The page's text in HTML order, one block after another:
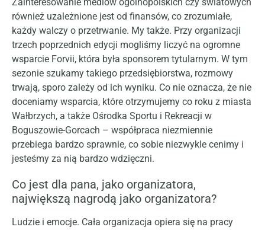
również uzależnione jest od finansów, co zrozumiałe,
każdy walczy o przetrwanie. My także. Przy organizacji
trzech poprzednich edycji mogliśmy liczyć na ogromne
wsparcie Forvii, która była sponsorem tytularnym. W tym
sezonie szukamy takiego przedsiębiorstwa, rozmowy
trwają, sporo zależy od ich wyniku. Co nie oznacza, że nie
doceniamy wsparcia, które otrzymujemy co roku z miasta
Wałbrzych, a także Ośrodka Sportu i Rekreacji w
Boguszowie-Gorcach – współpraca niezmiennie
przebiega bardzo sprawnie, co sobie niezwykle cenimy i
jesteśmy za nią bardzo wdzięczni.
Co jest dla pana, jako organizatora,
największą nagrodą jako organizatora?
Ludzie i emocje. Cała organizacja opiera się na pracy